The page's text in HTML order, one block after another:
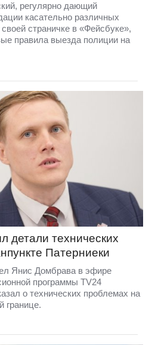
регулярно дающий
касательно различных
страничке в «Фейсбуке»,
правила выезда полиции на
детали технических
Патерниеки
Янис Домбрава в эфире
программы TV24
о технических проблемах на
границе.